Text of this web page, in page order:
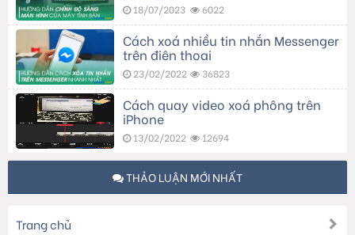
18/07/2023 6022
Cách xoá nhiều tin nhắn Messenger
trên điện thoại
23/02/2022 36823
Cách quay video xoá phông trên
iPhone
13/02/2022 12694
THẢO LUẬN MỚI NHẤT
Trang chủ